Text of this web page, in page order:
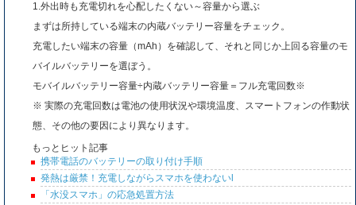
1.外出時も充電切れを心配したくない～容量から選ぶ
まずは所持している端末の内蔵バッテリー容量をチェック。
充電したい端末の容量（mAh）を確認して、それと同じか上回る容量のモ
バイルバッテリーを選ぼう。
モバイルバッテリー容量÷内蔵バッテリー容量＝フル充電回数※
※ 実際の充電回数は電池の使用状況や環境温度、スマートフォンの作動状
態、その他の要因により異なります。
もっとヒット記事
携帯電話のバッテリーの取り付け手順
発熱は厳禁！充電しながらスマホを使わないl
「水没スマホ」の応急処置方法